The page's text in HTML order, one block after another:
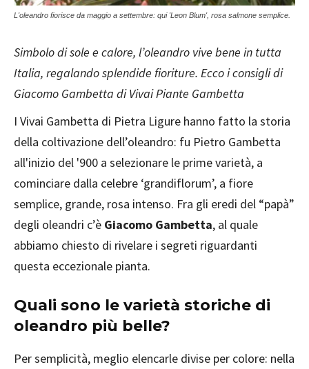
L'oleandro fiorisce da maggio a settembre: qui 'Leon Blum', rosa salmone semplice.
Simbolo di sole e calore, l’oleandro vive bene in tutta
Italia, regalando splendide fioriture. Ecco i consigli di
Giacomo Gambetta di Vivai Piante Gambetta
I Vivai Gambetta di Pietra Ligure hanno fatto la storia
della coltivazione dell’oleandro: fu Pietro Gambetta
all'inizio del '900 a selezionare le prime varietà, a
cominciare dalla celebre ‘grandiflorum’, a fiore
semplice, grande, rosa intenso. Fra gli eredi del “papà”
degli oleandri c’è Giacomo Gambetta, al quale
abbiamo chiesto di rivelare i segreti riguardanti
questa eccezionale pianta.
Quali sono le varietà storiche di
oleandro più belle?
Per semplicità, meglio elencarle divise per colore: nella